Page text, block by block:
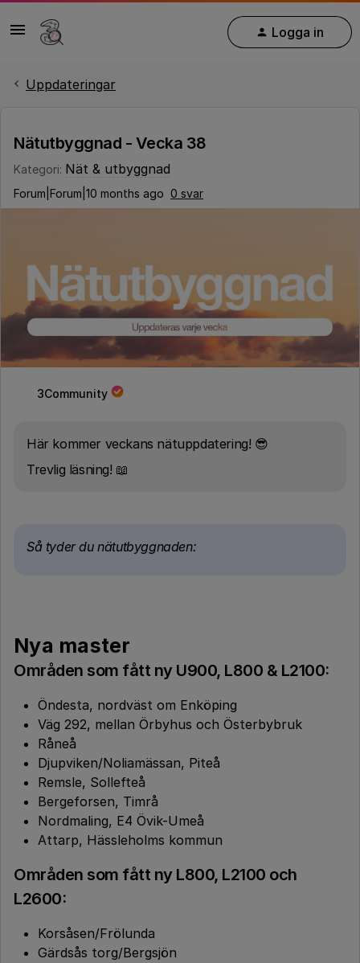
Logga in
Uppdateringar
Nätutbyggnad - Vecka 38
Kategori: Nät & utbyggnad
Forum|Forum|10 months ago 0 svar
3Community
Här kommer veckans nätuppdatering! 😎
Trevlig läsning! 📖
Så tyder du nätutbyggnaden:
Nya master
Områden som fått ny U900, L800 & L2100:
Öndesta, nordväst om Enköping
Väg 292, mellan Örbyhus och Österbybruk
Råneå
Djupviken/Noliamässan, Piteå
Remsle, Sollefteå
Bergeforsen, Timrå
Nordmaling, E4 Övik-Umeå
Attarp, Hässleholms kommun
Områden som fått ny L800, L2100 och
L2600:
Korsåsen/Frölunda
Gärdsås torg/Bergsjön